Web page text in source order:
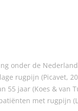
onder de
rugpijn (Picavet,
jaar (Koes & van
met rugpijn